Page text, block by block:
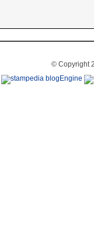
© Copyright